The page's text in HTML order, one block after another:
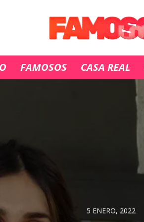
FAMOSOS CASA REAL
5 ENERO, 2022